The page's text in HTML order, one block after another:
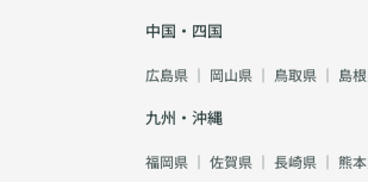
中国・四国
広島県 ｜ 岡山県 ｜ 鳥取県 ｜ 島
九州・沖縄
福岡県 ｜ 佐賀県 ｜ 長崎県 ｜ 熊